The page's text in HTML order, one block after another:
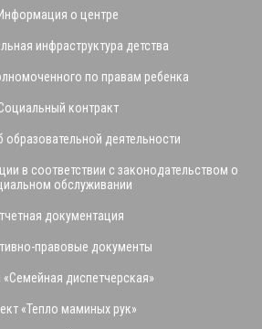
Информация о центре
инфраструктура детства
по правам ребенка
контракт
образовательной деятельности
в соответствии с законодательством о
обслуживании
документация
правовые документы
«Семейная диспетчерская»
«Тепло маминых рук»